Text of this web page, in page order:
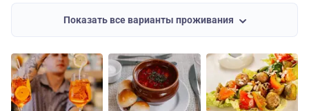
одноярусная
мест: 2
Шлюпочная
Двухместная
двухъярусная
Основных
мест: 2
Шлюпочная
Двухместная
одноярусная
Основных
мест: 2
Показать все варианты проживания